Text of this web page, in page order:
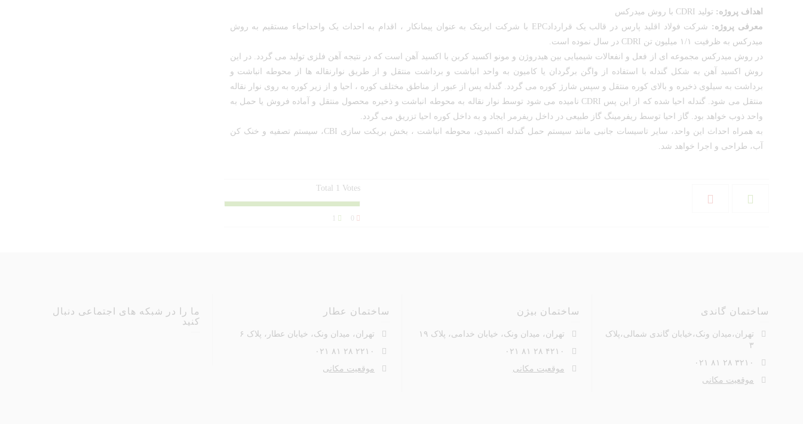
اهداف پروژه: تولید CDRI با روش میدرکس
معرفی پروژه:
شرکت فولاد اقلید پارس در قالب یک قراردادEPC با شرکت ایریتک به عنوان پیمانکار ، اقدام به احداث یک واحداحیاء مستقیم به روش
میدرکس به ظرفیت ۱/۱ میلیون تن CDRI در سال نموده است.
در روش میدرکس مجموعه ای از فعل و انفعالات شیمیایی بین هیدروژن و مونو اکسید کربن با اکسید آهن است که در نتیجه آهن فلزی تولید می گردد. در این
روش اکسید آهن به شکل گندله با استفاده از واگن برگردان یا کامیون به واحد انباشت و برداشت منتقل و از طریق نوارنقاله ها از محوطه انباشت و
برداشت به سیلوی ذخیره و بالای کوره منتقل و سپس شارژ کوره می گردد. گندله پس از عبور از مناطق مختلف کوره ، احیا و از زیر کوره به روی نوار نقاله
منتقل می شود. گندله احیا شده که از این پس CDRI نامیده می شود توسط نوار نقاله به محوطه انباشت و ذخیره محصول منتقل و آماده فروش یا حمل به
واحد ذوب خواهد بود. گاز احیا توسط ریفرمینگ گاز طبیعی در داخل ریفرمر ایجاد و به داخل کوره احیا تزریق می گردد.
به همراه احداث این واحد، سایر تاسیسات جانبی مانند سیستم حمل گندله اکسیدی، محوطه انباشت ، بخش بریکت سازی CBI، سیستم تصفیه و خنک کن
آب، طراحی و اجرا خواهد شد.
Total Votes
ساختمان گاندی
تهران،میدان ونک،خیابان گاندی شمالی،پلاک
۳
۳۲۱۰ ۲۸ ۸۱ ۰۲۱
موقعیت مکانی
ساختمان بیژن
تهران، میدان ونک، خیابان خدامی، پلاک ۱۹
۴۲۱۰ ۲۸ ۸۱ ۰۲۱
موقعیت مکانی
ساختمان عطار
تهران، میدان ونک، خیابان عطار، پلاک ۶
۲۲۱۰ ۲۸ ۸۱ ۰۲۱
موقعیت مکانی
ما را در شبکه های اجتماعی دنبال
کنید